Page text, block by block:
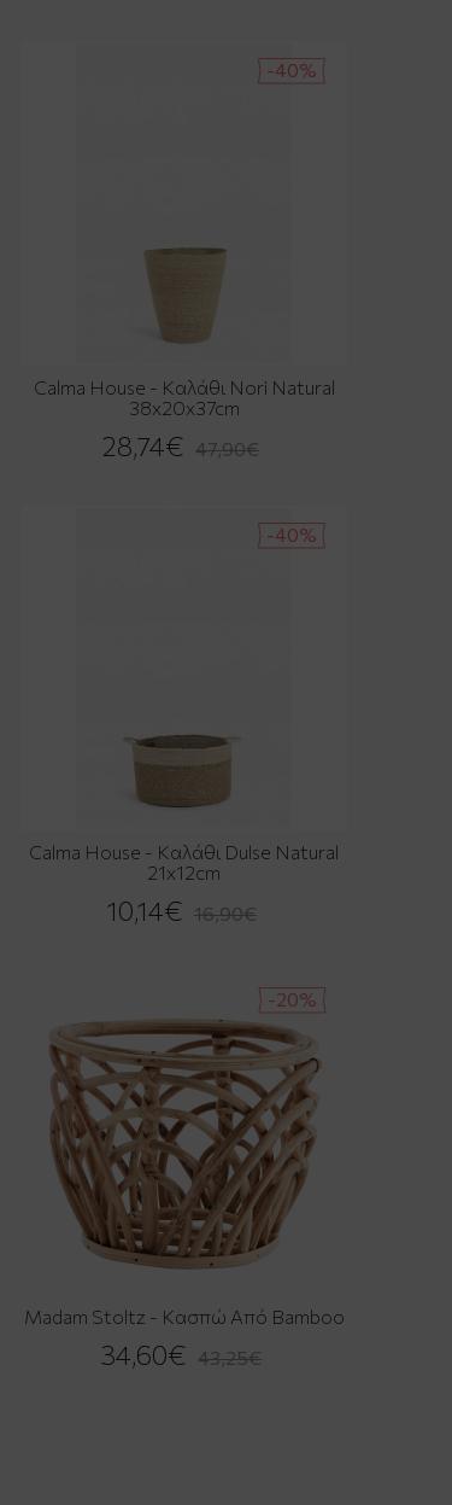
-40%
Calma House - Καλάθι Nori Natural
38x20x37cm
28,74€ 47,90€
-40%
Calma House - Καλάθι Dulse Natural
21x12cm
10,14€ 16,90€
-20%
Madam Stoltz - Κασπώ Από Bamboo
34,60€ 43,25€